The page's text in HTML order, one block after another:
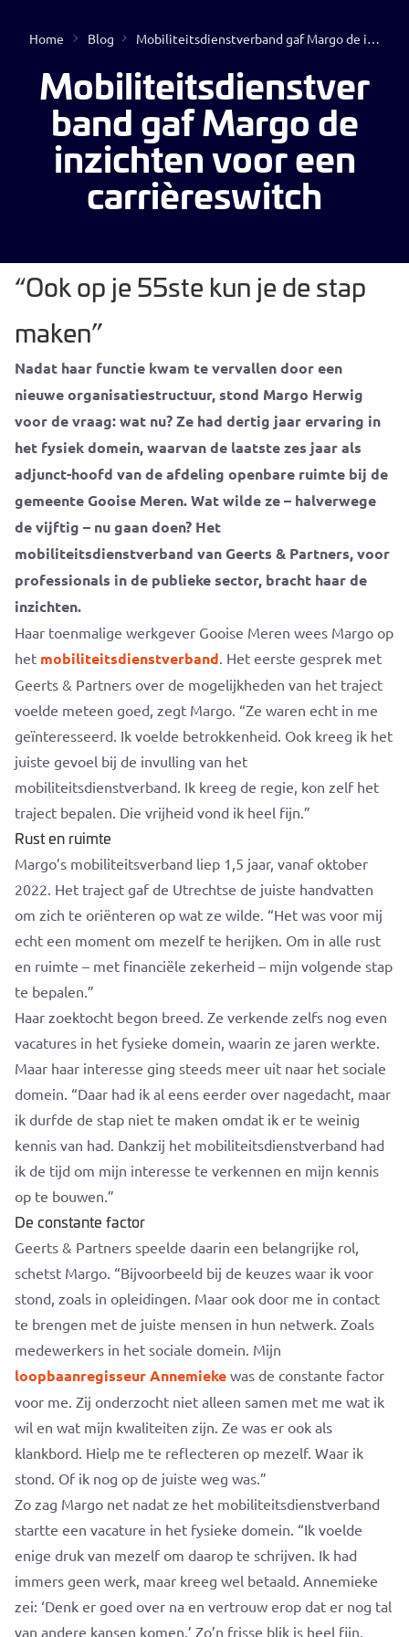
Home Blog Mobiliteitsdienstverband gaf Margo de inzichten voor een carrièreswitch
Mobiliteitsdienstver
band gaf Margo de
inzichten voor een
carrièreswitch
“Ook op je 55ste kun je de stap
maken”
Nadat haar functie kwam te vervallen door een
nieuwe organisatiestructuur, stond Margo Herwig
voor de vraag: wat nu? Ze had dertig jaar ervaring in
het fysiek domein, waarvan de laatste zes jaar als
adjunct-hoofd van de afdeling openbare ruimte bij de
gemeente Gooise Meren. Wat wilde ze – halverwege
de vijftig – nu gaan doen? Het
mobiliteitsdienstverband van Geerts & Partners, voor
professionals in de publieke sector, bracht haar de
inzichten.
Haar toenmalige werkgever Gooise Meren wees Margo op
het mobiliteitsdienstverband. Het eerste gesprek met
Geerts & Partners over de mogelijkheden van het traject
voelde meteen goed, zegt Margo. “Ze waren echt in me
geïnteresseerd. Ik voelde betrokkenheid. Ook kreeg ik het
juiste gevoel bij de invulling van het
mobiliteitsdienstverband. Ik kreeg de regie, kon zelf het
traject bepalen. Die vrijheid vond ik heel fijn.”
Rust en ruimte
Margo’s mobiliteitsverband liep 1,5 jaar, vanaf oktober
2022. Het traject gaf de Utrechtse de juiste handvatten
om zich te oriënteren op wat ze wilde. “Het was voor mij
echt een moment om mezelf te herijken. Om in alle rust
en ruimte – met financiële zekerheid – mijn volgende stap
te bepalen.”
Haar zoektocht begon breed. Ze verkende zelfs nog even
vacatures in het fysieke domein, waarin ze jaren werkte.
Maar haar interesse ging steeds meer uit naar het sociale
domein. “Daar had ik al eens eerder over nagedacht, maar
ik durfde de stap niet te maken omdat ik er te weinig
kennis van had. Dankzij het mobiliteitsdienstverband had
ik de tijd om mijn interesse te verkennen en mijn kennis
op te bouwen.”
De constante factor
Geerts & Partners speelde daarin een belangrijke rol,
schetst Margo. “Bijvoorbeeld bij de keuzes waar ik voor
stond, zoals in opleidingen. Maar ook door me in contact
te brengen met de juiste mensen in hun netwerk. Zoals
medewerkers in het sociale domein. Mijn
loopbaanregisseur Annemieke was de constante factor
voor me. Zij onderzocht niet alleen samen met me wat ik
wil en wat mijn kwaliteiten zijn. Ze was er ook als
klankbord. Hielp me te reflecteren op mezelf. Waar ik
stond. Of ik nog op de juiste weg was.”
Zo zag Margo net nadat ze het mobiliteitsdienstverband
startte een vacature in het fysieke domein. “Ik voelde
enige druk van mezelf om daarop te schrijven. Ik had
immers geen werk, maar kreeg wel betaald. Annemieke
zei: ‘Denk er goed over na en vertrouw erop dat er nog tal
van andere kansen komen.’ Zo’n frisse blik is heel fijn,